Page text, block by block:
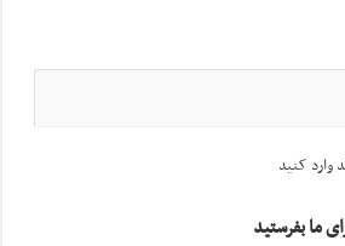
وارد کنید
ما بفرستید